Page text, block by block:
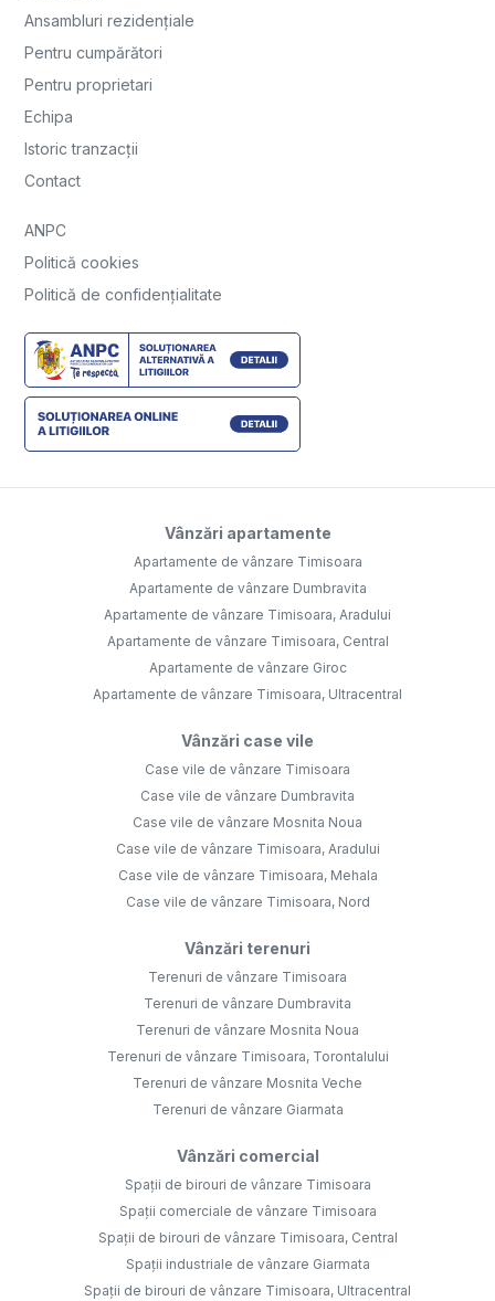
Ansambluri rezidențiale
Pentru cumpărători
Pentru proprietari
Echipa
Istoric tranzacții
Contact
ANPC
Politică cookies
Politică de confidențialitate
Vânzări apartamente
Apartamente de vânzare Timisoara
Apartamente de vânzare Dumbravita
Apartamente de vânzare Timisoara, Aradului
Apartamente de vânzare Timisoara, Central
Apartamente de vânzare Giroc
Apartamente de vânzare Timisoara, Ultracentral
Vânzări case vile
Case vile de vânzare Timisoara
Case vile de vânzare Dumbravita
Case vile de vânzare Mosnita Noua
Case vile de vânzare Timisoara, Aradului
Case vile de vânzare Timisoara, Mehala
Case vile de vânzare Timisoara, Nord
Vânzări terenuri
Terenuri de vânzare Timisoara
Terenuri de vânzare Dumbravita
Terenuri de vânzare Mosnita Noua
Terenuri de vânzare Timisoara, Torontalului
Terenuri de vânzare Mosnita Veche
Terenuri de vânzare Giarmata
Vânzări comercial
Spații de birouri de vânzare Timisoara
Spații comerciale de vânzare Timisoara
Spații de birouri de vânzare Timisoara, Central
Spații industriale de vânzare Giarmata
Spații de birouri de vânzare Timisoara, Ultracentral